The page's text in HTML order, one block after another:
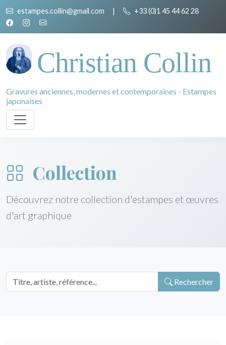
estampes.collin@gmail.com | +33 (0)1 45 44 62 28
Christian Collin
Gravures anciennes, modernes et contemporaines - Estampes
japonaises
Collection
Découvrez notre collection d'estampes et œuvres
d'art graphique
Rechercher